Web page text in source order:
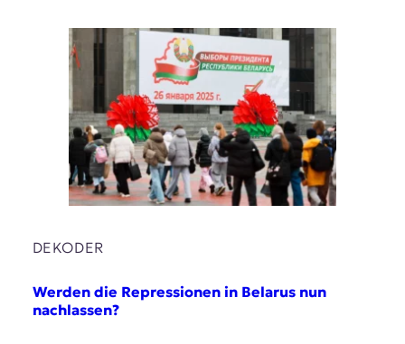
DEKODER
Werden die Repressionen in Belarus nun
nachlassen?